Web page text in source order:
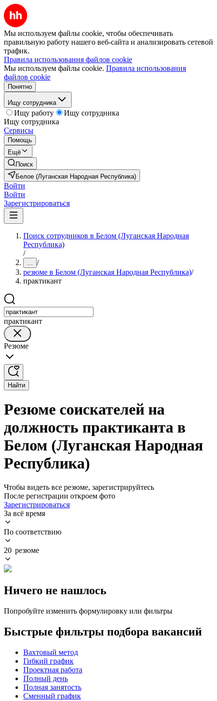
Мы используем файлы cookie, чтобы обеспечивать
правильную работу нашего веб-сайта и анализировать сетевой
трафик.
Правила использования файлов cookie
Мы используем файлы cookie. Правила использования
файлов cookie
Понятно
Ищу сотрудника
Ищу работу
Ищу сотрудника
Ищу сотрудника
Сервисы
Помощь
Ещё
Поиск
Белое (Луганская Народная Республика)
Войти
Войти
Зарегистрироваться
Поиск сотрудников в Белом (Луганская Народная
Республика)
/
... /
резюме в Белом (Луганская Народная Республика)/
практикант
практикант
Резюме
Найти
Резюме соискателей на
должность практиканта в
Белом (Луганская Народная
Республика)
Чтобы видеть все резюме, зарегистрируйтесь
После регистрации откроем фото
Зарегистрироваться
За всё время
По соответствию
20 резюме
Ничего не нашлось
Попробуйте изменить формулировку или фильтры
Быстрые фильтры подбора вакансий
Вахтовый метод
Гибкий график
Проектная работа
Полный день
Полная занятость
Сменный график